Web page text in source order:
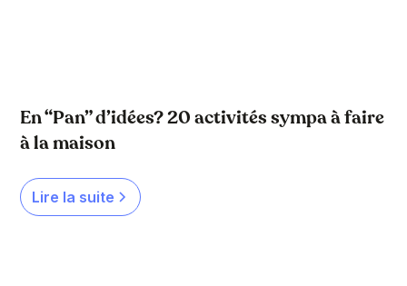
En “Pan” d’idées? 20 activités sympa à faire
à la maison
Lire la suite